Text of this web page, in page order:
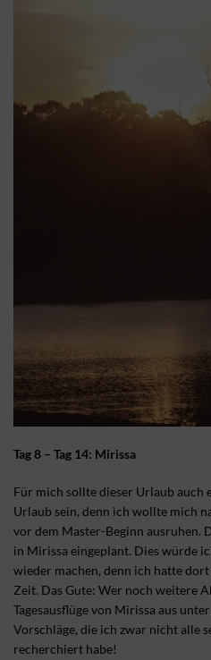
Tag 8 – Tag 14: Mirissa
Für mich sollte dieser Urlaub auch
Urlaub sein, denn ich wollte mich
vor dem Master-Beginn ausruhen.
in Mirissa eingeplant. Dies würde
wieder machen, denn ich hatte
Zeit. Das Gute: Wer noch weitere
Tagesausflüge von Mirissa aus
Vorschläge, die ich zwar nicht alle
recherchiert habe!